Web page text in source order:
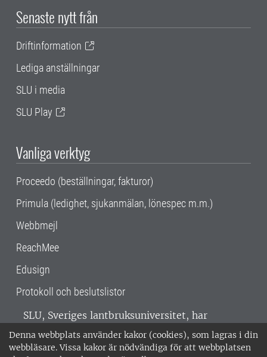
Denna webbplats använder kakor (cookies), som lagras i din
webbläsare. Vissa kakor är nödvändiga för att webbplatsen
Senaste nytt från
Driftinformation
Lediga anställningar
SLU i media
SLU Play
Vanliga verktyg
Proceedo (beställningar, fakturor)
Primula (ledighet, sjukanmälan, lönespec m.m.)
Webbmejl
ReachMee
Edusign
Protokoll och beslutslistor
SLU, Sveriges lantbruksuniversitet, har
verksamhet över hela Sverige. Huvudorter är
Alnarp, Uppsala och Umeå.SLU är